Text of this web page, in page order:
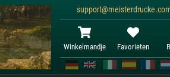
Winkelmandje Favorieten